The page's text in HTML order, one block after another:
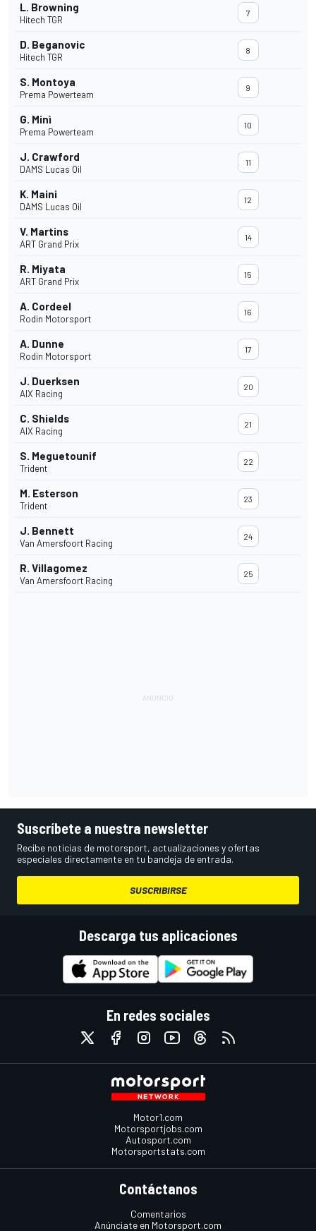
L. Browning
Hitech TGR
7
D. Beganovic
Hitech TGR
8
S. Montoya
Prema Powerteam
9
G. Minì
Prema Powerteam
10
J. Crawford
DAMS Lucas Oil
11
K. Maini
DAMS Lucas Oil
12
V. Martins
ART Grand Prix
14
R. Miyata
ART Grand Prix
15
A. Cordeel
Rodin Motorsport
16
A. Dunne
Rodin Motorsport
17
J. Duerksen
AIX Racing
20
C. Shields
AIX Racing
21
S. Meguetounif
Trident
22
M. Esterson
Trident
23
J. Bennett
Van Amersfoort Racing
24
R. Villagomez
Van Amersfoort Racing
25
Suscríbete a nuestra newsletter
Recibe noticias de motorsport, actualizaciones y ofertas
especiales directamente en tu bandeja de entrada.
SUSCRIBIRSE
Descarga tus aplicaciones
En redes sociales
Motor1.com
Motorsportjobs.com
Autosport.com
Motorsportstats.com
Contáctanos
Comentarios
Anúnciate en Motorsport.com